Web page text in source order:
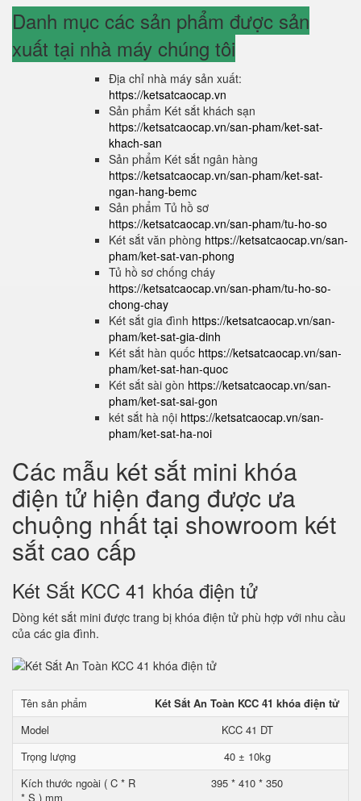
Danh mục các sản phẩm được sản
xuất tại nhà máy chúng tôi
Địa chỉ nhà máy sản xuất:
https://ketsatcaocap.vn
Sản phẩm Két sắt khách sạn
https://ketsatcaocap.vn/san-pham/ket-sat-
khach-san
Sản phẩm Két sắt ngân hàng
https://ketsatcaocap.vn/san-pham/ket-sat-
ngan-hang-bemc
Sản phẩm Tủ hồ sơ
https://ketsatcaocap.vn/san-pham/tu-ho-so
Két sắt văn phòng https://ketsatcaocap.vn/san-
pham/ket-sat-van-phong
Tủ hồ sơ chống cháy
https://ketsatcaocap.vn/san-pham/tu-ho-so-
chong-chay
Két sắt gia đình https://ketsatcaocap.vn/san-
pham/ket-sat-gia-dinh
Két sắt hàn quốc https://ketsatcaocap.vn/san-
pham/ket-sat-han-quoc
Két sắt sài gòn https://ketsatcaocap.vn/san-
pham/ket-sat-sai-gon
két sắt hà nội https://ketsatcaocap.vn/san-
pham/ket-sat-ha-noi
Các mẫu két sắt mini khóa
điện tử hiện đang được ưa
chuộng nhất tại showroom két
sắt cao cấp
Két Sắt KCC 41 khóa điện tử
Dòng két sắt mini được trang bị khóa điện tử phù hợp với nhu cầu
của các gia đình.
Tên sản phẩm
Két Sắt An Toàn KCC 41 khóa điện tử
Model
KCC 41 DT
Trọng lượng
40 ± 10kg
Kích thước ngoài ( C * R
* S ) mm
395 * 410 * 350